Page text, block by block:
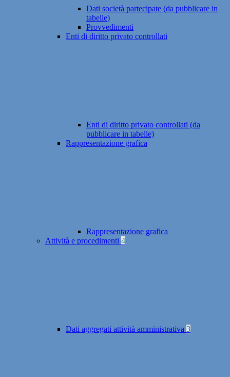
Dati società partecipate (da pubblicare in
tabelle)
Provvedimenti
Enti di diritto privato controllati
Enti di diritto privato controllati (da
pubblicare in tabelle)
Rappresentazione grafica
Rappresentazione grafica
Attività e procedimenti 4
Dati aggregati attività amministrativa 3